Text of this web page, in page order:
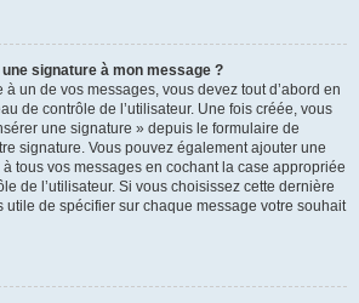
signature à mon message ?
un de vos messages, vous devez tout d’abord en
de contrôle de l’utilisateur. Une fois créée, vous
une signature » depuis le formulaire de
signature. Vous pouvez également ajouter une
tous vos messages en cochant la case appropriée
de l’utilisateur. Si vous choisissez cette dernière
utile de spécifier sur chaque message votre souhait